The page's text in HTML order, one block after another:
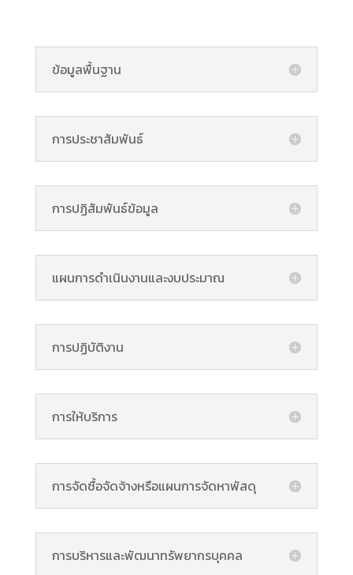
ข้อมูลพื้นฐาน
การประชาสัมพันธ์
การปฏิสัมพันธ์ข้อมูล
แผนการดำเนินงานและงบประมาณ
การปฏิบัติงาน
การให้บริการ
การจัดซื้อจัดจ้างหรือแผนการจัดหาพัสดุ
การบริหารและพัฒนาทรัพยากรบุคคล